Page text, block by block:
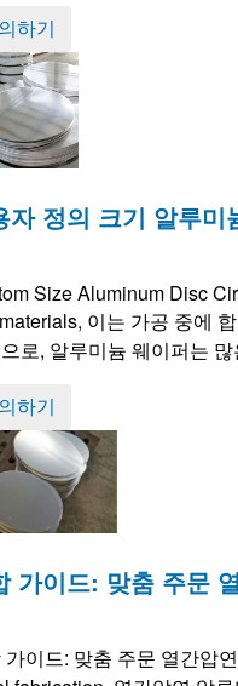
하기
자 정의 크기 알루미
Size Aluminum Disc
, 이는 가공 중에
로, 알루미늄 웨이퍼는
하기
가이드: 맞춤 주문
가이드: 맞춤 주문 열간압